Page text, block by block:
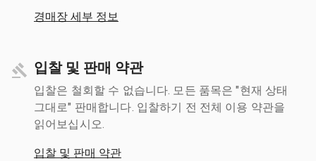
경매장 세부 정보
입찰 및 판매 약관
입찰은 철회할 수 없습니다. 모든 품목은 "현재 상태
그대로" 판매합니다. 입찰하기 전 전체 이용 약관을
읽어보십시오.
입찰 및 판매 약관